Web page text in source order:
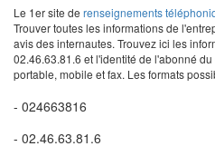
Le 1er site de renseignements
Trouver toutes les informations de
avis des internautes. Trouvez ici les
02.46.63.81.6 et l'identité de l'abonné
portable, mobile et fax. Les formats
- 024663816
- 02.46.63.81.6